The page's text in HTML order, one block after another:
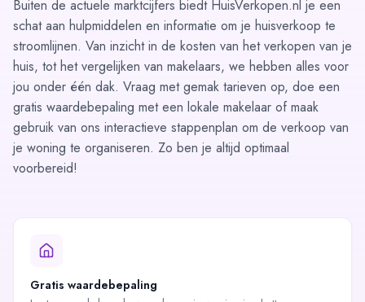
Buiten de actuele marktcijfers biedt HuisVerkopen.nl je een
schat aan hulpmiddelen en informatie om je huisverkoop te
stroomlijnen. Van inzicht in de kosten van het verkopen van je
huis, tot hetvergelijken van makelaars, we hebben alles voor
jou onder één dak. Vraag met gemak tarieven op, doe een
gratis waardebepaling met een lokale makelaar of maak
gebruik van ons interactieve stappenplan om de verkoop van
je woning te organiseren. Zo ben je altijd optimaal
voorbereid!
Gratis waardebepaling